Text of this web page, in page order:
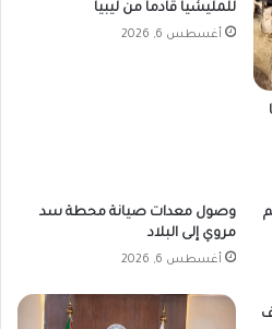
للمليشيا قادماً من ليبيا
أغسطس 6, 2026
وصول معدات صيانة محطة سد
مروي إلى البلاد
أغسطس 6, 2026